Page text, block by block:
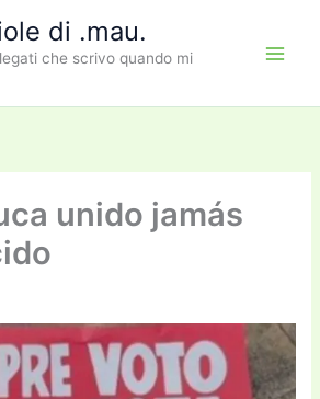
di .mau.
che scrivo quando mi
unido jamás